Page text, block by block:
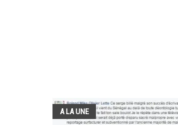
A LA UNE